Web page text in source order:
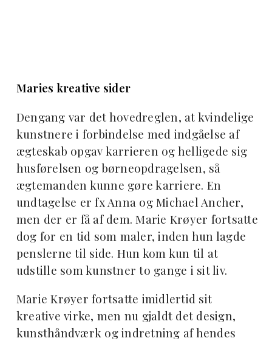
Maries kreative sider
Dengang var det hovedreglen, at kvindelige
kunstnere i forbindelse med indgåelse af
ægteskab opgav karrieren og helligede sig
husførelsen og børneopdragelsen, så
ægtemanden kunne gøre karriere. En
undtagelse er fx Anna og Michael Ancher,
men der er få af dem. Marie Krøyer fortsatte
dog for en tid som maler, inden hun lagde
penslerne til side. Hun kom kun til at
udstille som kunstner to gange i sit liv.
Marie Krøyer fortsatte imidlertid sit
kreative virke, men nu gjaldt det design,
kunsthåndværk og indretning af hendes